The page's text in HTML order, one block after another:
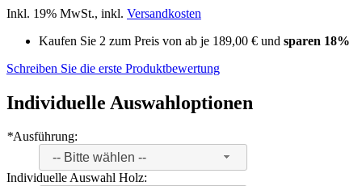
Inkl. 19% MwSt., inkl. Versandkosten
Kaufen Sie 2 zum Preis von ab je 189,00 € und sparen 18%
Schreiben Sie die erste Produktbewertung
Individuelle Auswahloptionen
*Ausführung:
-- Bitte wählen --
Individuelle Auswahl Holz: